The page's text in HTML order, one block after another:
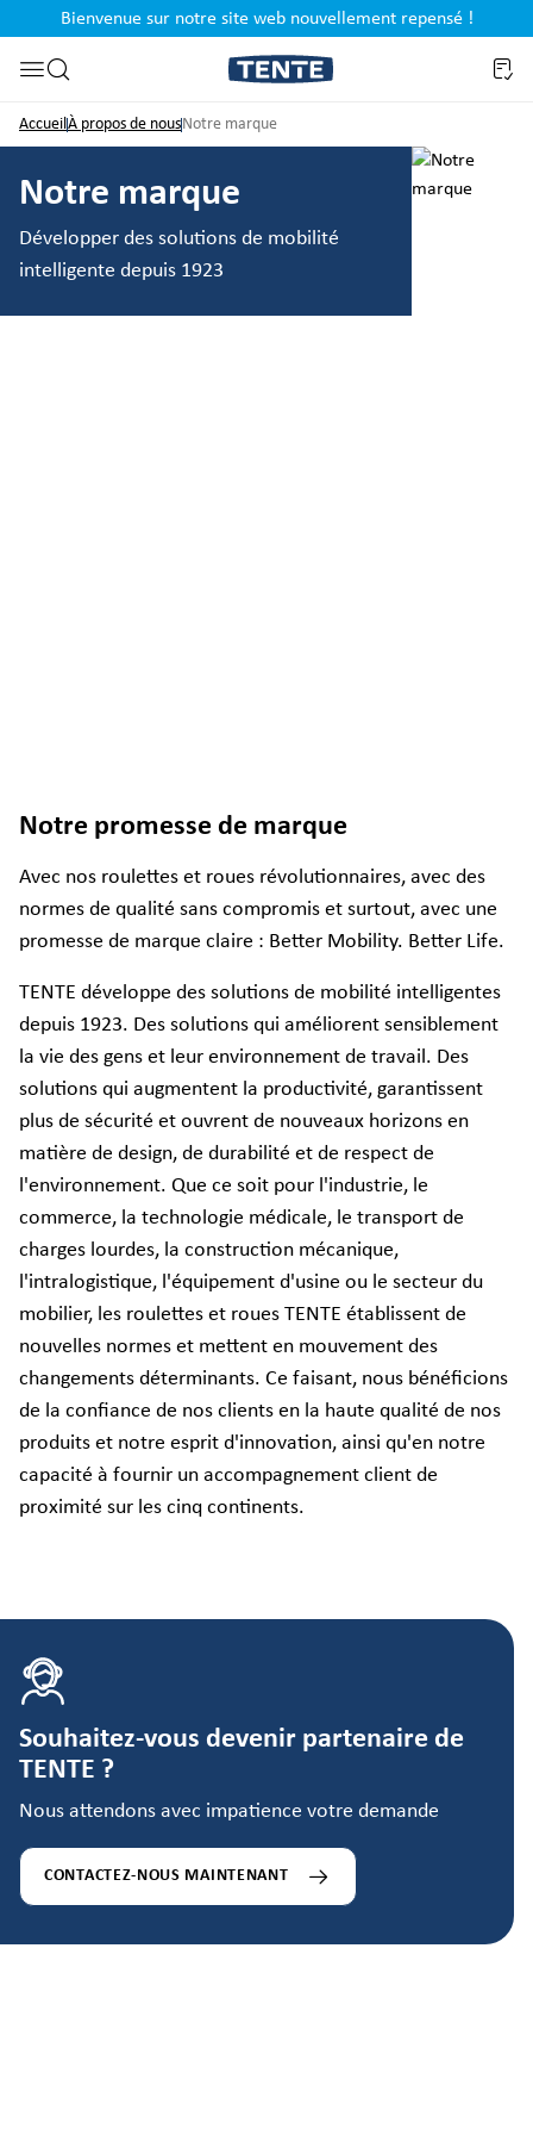
Passer à la recherche
Bienvenue sur notre site web nouvellement repensé !
AccueilÀ propos de nousNotre marque
Notre marque
Développer des solutions de mobilité
intelligente depuis 1923
Notre promesse de marque
Avec nos roulettes et roues révolutionnaires, avec des
normes de qualité sans compromis et surtout, avec une
promesse de marque claire : Better Mobility. Better Life.
TENTE développe des solutions de mobilité intelligentes
depuis 1923. Des solutions qui améliorent sensiblement
la vie des gens et leur environnement de travail. Des
solutions qui augmentent la productivité, garantissent
plus de sécurité et ouvrent de nouveaux horizons en
matière de design, de durabilité et de respect de
l'environnement. Que ce soit pour l'industrie, le
commerce, la technologie médicale, le transport de
charges lourdes, la construction mécanique,
l'intralogistique, l'équipement d'usine ou le secteur du
mobilier, les roulettes et roues TENTE établissent de
nouvelles normes et mettent en mouvement des
changements déterminants. Ce faisant, nous bénéficions
de la confiance de nos clients en la haute qualité de nos
produits et notre esprit d'innovation, ainsi qu'en notre
capacité à fournir un accompagnement client de
proximité sur les cinq continents.
Souhaitez-vous devenir partenaire de
TENTE ?
Nous attendons avec impatience votre demande
CONTACTEZ-NOUS MAINTENANT